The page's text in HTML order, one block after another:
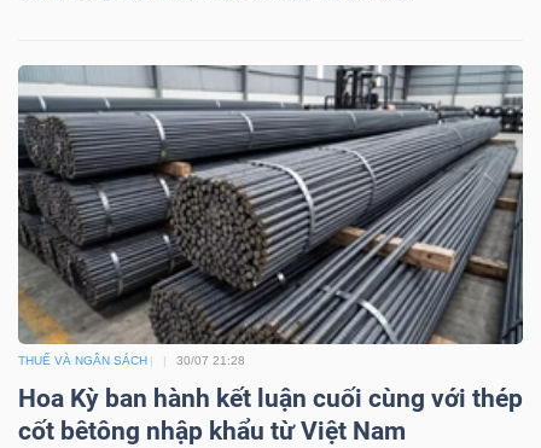
THUẾ VÀ NGÂN SÁCH 30/07 21:28
Hoa Kỳ ban hành kết luận cuối cùng với thép
cốt bêtông nhập khẩu từ Việt Nam